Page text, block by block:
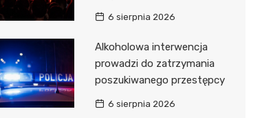
6 sierpnia 2026
Alkoholowa interwencja
prowadzi do zatrzymania
poszukiwanego przestępcy
6 sierpnia 2026